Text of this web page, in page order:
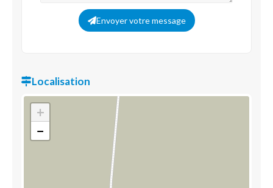
Envoyer votre message
Localisation
+
−